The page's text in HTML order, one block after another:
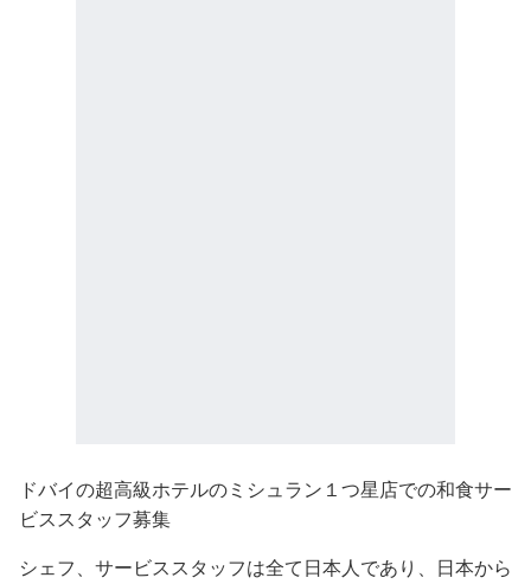
ドバイの超高級ホテルのミシュラン１つ星店での和食サー
ビススタッフ募集
シェフ、サービススタッフは全て日本人であり、日本から